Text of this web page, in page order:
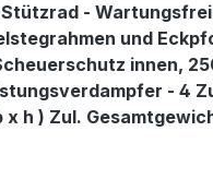
-
und
innen,
- 4
h ) Zul.